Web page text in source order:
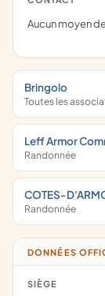
Aucun moyen
Bringolo
Toutes les
Leff Armor
Randonnée
COTES-
Randonnée
DONNÉES
SIÈGE